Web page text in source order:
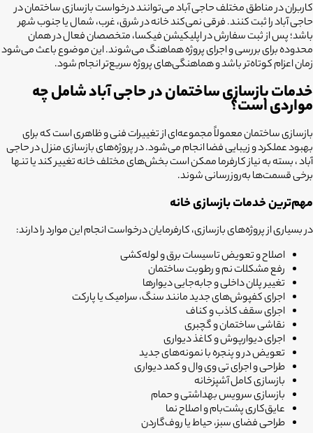
کاربران در مناطق مختلف حاجی آبادمی‌توانند درخواستبازسازی ساختمان در
حاجی آبادرا ثبت کنند. فرقی نمی‌کند خانه در شرق، غرب، شمال یا جنوب شهر
باشد؛ پس از ثبت سفارش در اپلیکیشن فیکسا، متخصصان فعال در همان
محدوده برای بررسی و اجرای پروژه هماهنگ می‌شوند. این موضوع باعث می‌شود
زمان اعزام کوتاه‌تر باشد و هماهنگی‌های پروژه سریع‌تر انجام شود.
خدمات بازسازی ساختمان در حاجی آباد شامل چه
مواردی است؟
بازسازی ساختمان معمولاً مجموعه‌ای از تغییرات فنی و ظاهری است که برای
بهبود عملکرد و زیبایی فضا انجام می‌شود. در پروژه‌های بازسازی منزل در حاجی
آباد ، بسته به نیاز کارفرما ممکن است بخش‌های مختلف خانه تغییر کند یا تنها
برخی قسمت‌ها به‌روزرسانی شوند.
مهم‌ترین خدمات بازسازی خانه
در بسیاری از پروژه‌های بازسازی، کارفرمایان درخواست انجام این موارد را دارند:
اصلاح و تعویض تاسیسات برق و لوله‌کشی
رفع مشکلات نم و رطوبت ساختمان
تغییر پلان داخلی و جابه‌جایی دیوارها
اجرای کفپوش‌های جدید مانند سنگ، سرامیک یا پارکت
اجرای سقف کاذب و کناف
نقاشی ساختمان و گچبری
اجرای دیوارپوش و کاغذ دیواری
تعویض در و پنجره با نمونه‌های جدید
طراحی و اجرای تی وی وال و کمد دیواری
بازسازی کامل آشپزخانه
بازسازی سرویس بهداشتی و حمام
عایق‌کاری پشت‌بام و اصلاح نما
طراحی فضای سبز، حیاط یا روف‌گاردن